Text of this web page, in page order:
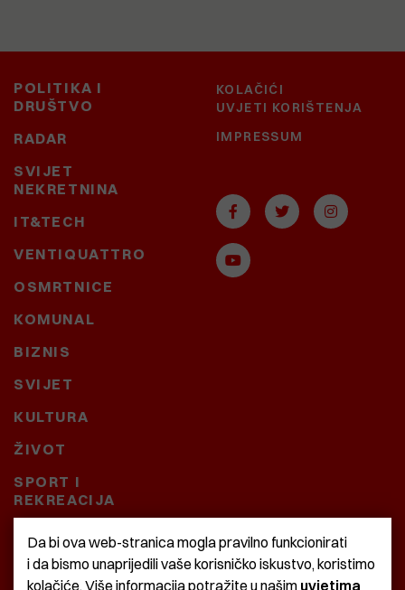
POLITIKA I
DRUŠTVO
RADAR
SVIJET
NEKRETNINA
IT&TECH
VENTIQUATTRO
OSMRTNICE
KOMUNAL
BIZNIS
SVIJET
KULTURA
ŽIVOT
SPORT I
REKREACIJA
CRNA KRONIKA
BAŠTARDINI I PRAVI
KOLAČIĆI
UVJETI KORIŠTENJA
IMPRESSUM
Da bi ova web-stranica mogla pravilno funkcionirati
i da bismo unaprijedili vaše korisničko iskustvo, koristimo
kolačiće. Više informacija potražite u našim uvjetima